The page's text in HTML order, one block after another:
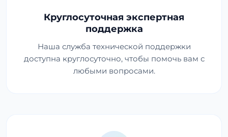
Круглосуточная экспертная
поддержка
Наша служба технической поддержки
доступна круглосуточно, чтобы помочь вам с
любыми вопросами.